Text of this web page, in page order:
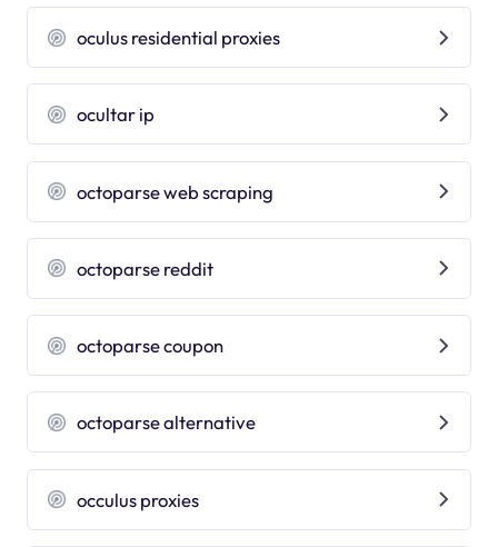
oculus residential proxies
ocultar ip
octoparse web scraping
octoparse reddit
octoparse coupon
octoparse alternative
occulus proxies